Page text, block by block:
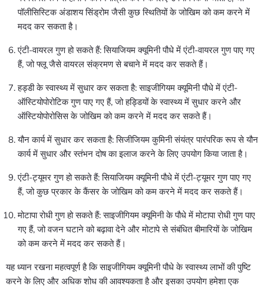
पॉलीसिस्टिक अंडाशय सिंड्रोम जैसी कुछ स्थितियों के जोखिम को कम करने में
मदद कर सकता है।
एंटी-वायरल गुण हो सकते हैं: सियाजियम क्यूमिनी पौधे में एंटी-वायरल गुण पाए गए
हैं, जो फ्लू जैसे वायरल संक्रमण से बचाने में मदद कर सकते हैं।
हड्डी के स्वास्थ्य में सुधार कर सकता है: साइजीगियम क्यूमिनी पौधे में एंटी-
ऑस्टियोपोरोटिक गुण पाए गए हैं, जो हड्डियों के स्वास्थ्य में सुधार करने और
ऑस्टियोपोरोसिस के जोखिम को कम करने में मदद कर सकते हैं।
यौन कार्य में सुधार कर सकता है: सिजीजियम कुमिनी संयंत्र पारंपरिक रूप से यौन
कार्य में सुधार और स्तंभन दोष का इलाज करने के लिए उपयोग किया जाता है।
एंटी-ट्यूमर गुण हो सकते हैं: सियाजियम क्यूमिनी पौधे में एंटी-ट्यूमर गुण पाए गए
हैं, जो कुछ प्रकार के कैंसर के जोखिम को कम करने में मदद कर सकते हैं।
मोटापा रोधी गुण हो सकते हैं: साइजीगियम क्यूमिनी के पौधे में मोटापा रोधी गुण पाए
गए हैं, जो वजन घटाने को बढ़ावा देने और मोटापे से संबंधित बीमारियों के जोखिम
को कम करने में मदद कर सकते हैं।
यह ध्यान रखना महत्वपूर्ण है कि साइजीगियम क्यूमिनी पौधे के स्वास्थ्य लाभों की पुष्टि
करने के लिए और अधिक शोध की आवश्यकता है और इसका उपयोग हमेशा एक